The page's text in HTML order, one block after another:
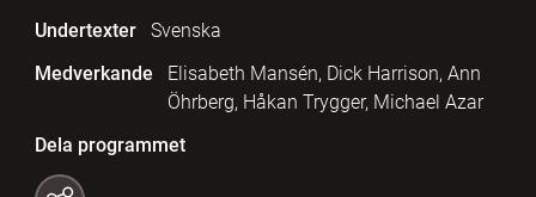
Undertexter
Svenska
Medverkande
Elisabeth Mansén, Dick Harrison, Ann
Öhrberg, Håkan Trygger, Michael Azar
Dela programmet